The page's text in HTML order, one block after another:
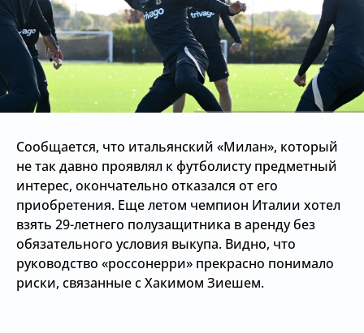
Сообщается, что итальянский «Милан», который
не так давно проявлял к футболисту предметный
интерес, окончательно отказался от его
приобретения. Еще летом чемпион Италии хотел
взять 29-летнего полузащитника в аренду без
обязательного условия выкупа. Видно, что
руководство «россонерри» прекрасно понимало
риски, связанные с Хакимом Зиешем.